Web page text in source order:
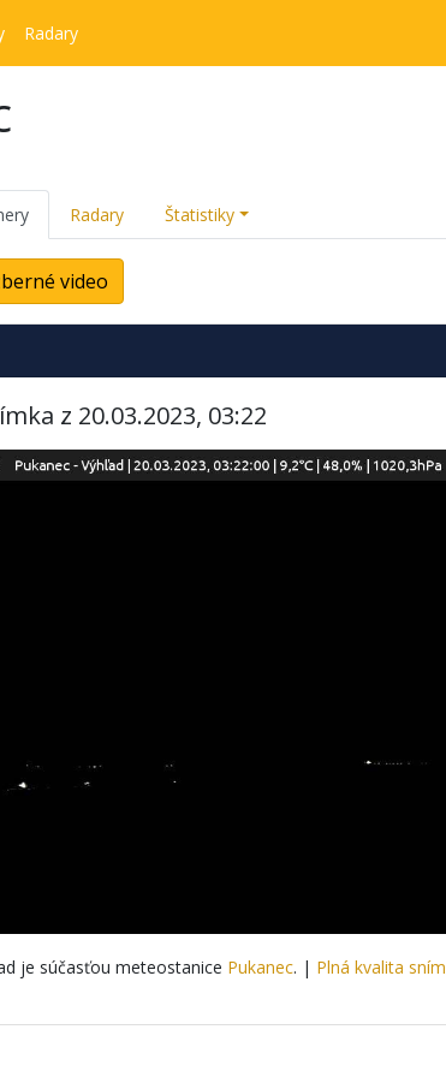
Radary
Radary Štatistiky
video
z 20.03.2023, 03:22
je súčasťou meteostanice Pukanec. | Plná kvalita